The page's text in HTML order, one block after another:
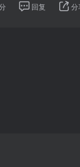
回复 分